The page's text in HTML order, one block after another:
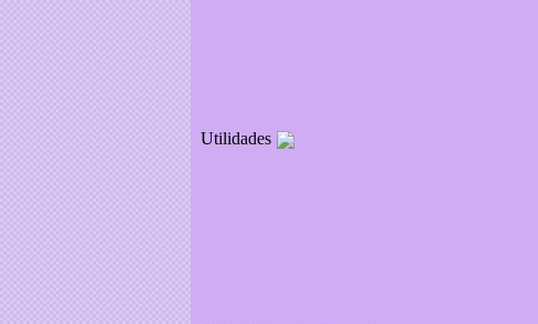
Utilidades